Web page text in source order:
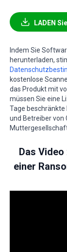
LADEN
Indem Sie
herunterladen,
kostenlose
das Produkt mit
müssen Sie eine
Tage
und Betreiber von
Das
einer